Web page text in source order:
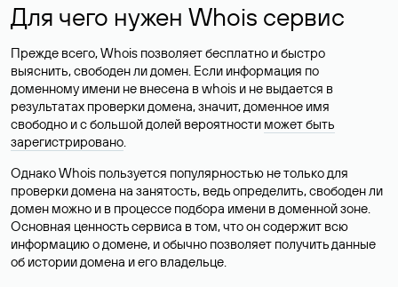
Для чего нужен Whois сервис
Прежде всего, Whois позволяет бесплатно и быстро
выяснить, свободен ли домен. Если информация по
доменному имени не внесена в whois и не выдается в
результатах проверки домена, значит, доменное имя
свободно и с большой долей вероятности может быть
зарегистрировано.
Однако Whois пользуется популярностью не только для
проверки домена на занятость, ведь определить, свободен ли
домен можно и в процессе подбора имени в доменной зоне.
Основная ценность сервиса в том, что он содержит всю
информацию о домене, и обычно позволяет получить данные
об истории домена и его владельце.